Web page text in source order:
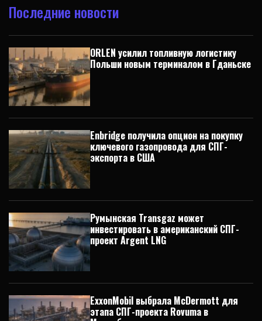
Последние новости
ORLEN усилил топливную логистику
Польши новым терминалом в Гданьске
Enbridge получила опцион на покупку
ключевого газопровода для СПГ-
экспорта в США
Румынская Transgaz может
инвестировать в американский СПГ-
проект Argent LNG
ExxonMobil выбрала McDermott для
этапа СПГ-проекта Rovuma в